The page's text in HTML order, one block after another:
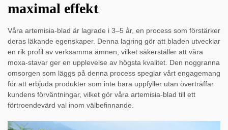
maximal effekt
Våra artemisia-blad är lagrade i 3–5 år, en process som förstärker
deras läkande egenskaper. Denna lagring gör att bladen utvecklar
en rik profil av verksamma ämnen, vilket säkerställer att våra
moxa-stavar ger en upplevelse av högsta kvalitet. Den noggranna
omsorgen som läggs på denna process speglar vårt engagemang
för att erbjuda produkter som inte bara uppfyller utan överträffar
kundens förväntningar, vilket gör våra artemisia-blad till ett
förtroendevärd val inom välbefinnande.